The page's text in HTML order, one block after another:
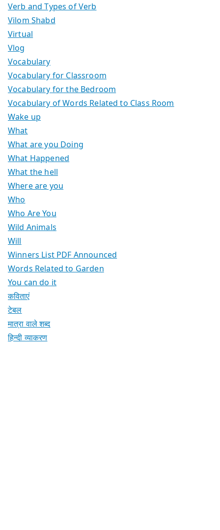
Verb and Types of Verb
Vilom Shabd
Virtual
Vlog
Vocabulary
Vocabulary for Classroom
Vocabulary for the Bedroom
Vocabulary of Words Related to Class Room
Wake up
What
What are you Doing
What Happened
What the hell
Where are you
Who
Who Are You
Wild Animals
Will
Winners List PDF Announced
Words Related to Garden
You can do it
कविताएं
टेबल
मात्रा वाले शब्द
हिन्दी व्याकरण